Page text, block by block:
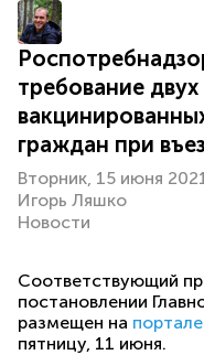
требование
граждан при
Вторник, 15 июня
Игорь Ляшко
Новости
Соответствующий
постановлении
размещен на портале
пятницу, 11 июня.